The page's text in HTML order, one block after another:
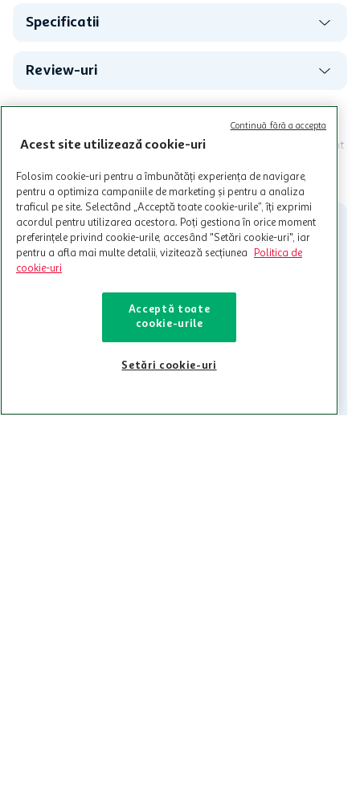
Specificatii
Review-uri
au varsta de peste 18 ani impliniti la data inscrierii și care accepta
Termenele și Condițiile Programului. Ofertele MyCLUB Auchan sunt
limita a 12 unitati / card client o singura data in perioada promotiei.
Cardul poate fi utilizat doar in legatura cu magazinele Auchan
participante și pentru acțiuni promotionale indicate de Auchan si
nu poate fi utilizat in legatura cu alti comercianți sau pentru alte
activitati in afara celor mentionate in Termene si Conditii. Auchan
nu raspunde pentru imposibilitatea utilizarii Cardului in perioada in
care aceste este suspendat sau in perioada in care sunt efectuate
intretineri sau reparatii tehnice la sistemul de utilizarea al Cardului.
CITESTE MAI MULT
Contacteaza-ne!
Iti stam mereu la dispozitie.
021-9141 contact@auchan.ro
Acest site utilizează cookie-uri
Folosim cookie-uri pentru a îmbunătăți experiența de navigare,
pentru a optimiza campaniile de marketing și pentru a analiza
traficul pe site. Selectând „Acceptă toate cookie-urile”, îți exprimi
acordul pentru utilizarea acestora. Poți gestiona în orice moment
preferințele privind cookie-urile, accesând "Setări cookie-uri", iar
pentru a afla mai multe detalii, vizitează secțiunea
Politica de
cookie-uri
Acceptă toate
cookie-urile
Setări cookie-uri
Continuă fără a accepta